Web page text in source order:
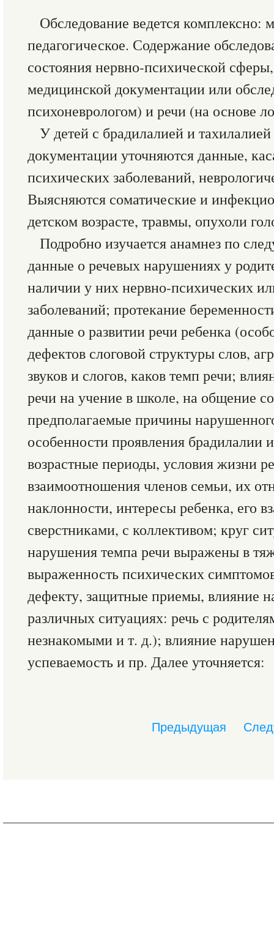
Обследование ведется комплексно:
педагогическое. Содержание
состояния нервно-психической
медицинской документации или
психоневрологом) и речи (на основе
У детей с брадилалией и
документации уточняются данные,
психических заболеваний,
Выясняются соматические и
детском возрасте, травмы, опухоли
Подробно изучается анамнез по
данные о речевых нарушениях у
наличии у них нервно-психических
заболеваний; протекание
данные о развитии речи ребенка
дефектов слоговой структуры слов,
звуков и слогов, каков темп речи;
речи на учение в школе, на общение
предполагаемые причины
особенности проявления брадилалии
возрастные периоды, условия жизни
взаимоотношения членов семьи, их
наклонности, интересы ребенка, его
сверстниками, с коллективом; круг
нарушения темпа речи выражены в
выраженность психических
дефекту, защитные приемы, влияние
различных ситуациях: речь с
незнакомыми и т. д.); влияние
успеваемость и пр. Далее уточняется:
Предыдущая